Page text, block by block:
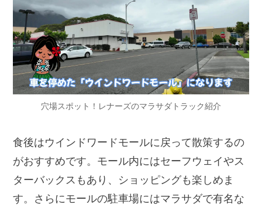
穴場スポット！レナーズのマラサダトラック紹介
食後はウインドワードモールに戻って散策するの
がおすすめです。モール内にはセーフウェイやス
ターバックスもあり、ショッピングも楽しめま
す。さらにモールの駐車場にはマラサダで有名な